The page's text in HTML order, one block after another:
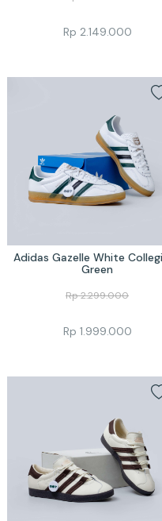
Rp 2.149.000
Adidas Gazelle White
Green
Rp2.299.000
Rp 1.999.000